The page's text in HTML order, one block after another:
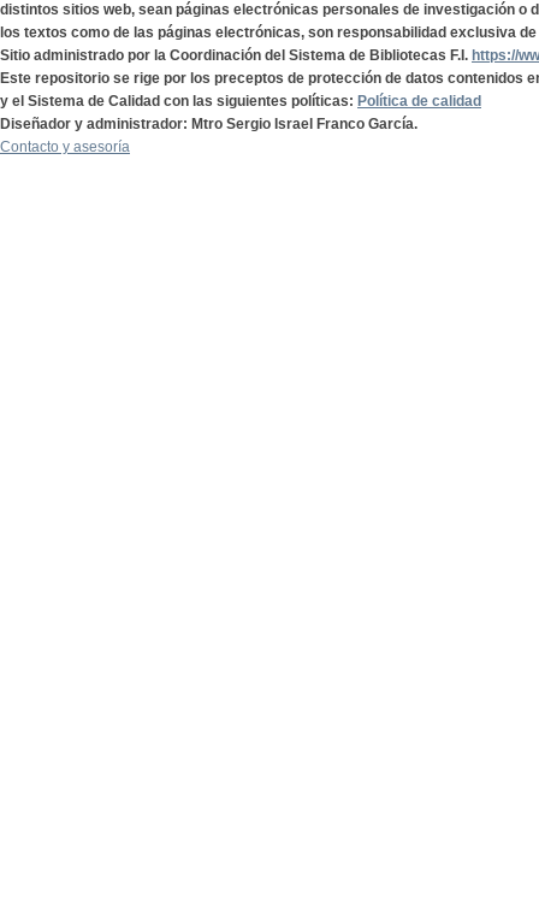
distintos sitios web, sean páginas electrónicas personales de investigación o
los textos como de las páginas electrónicas, son responsabilidad exclusiva
Sitio administrado por la Coordinación del Sistema de Bibliotecas F.I. https://
Este repositorio se rige por los preceptos de protección de datos contenidos
y el Sistema de Calidad con las siguientes políticas: Política de calidad
Diseñador y administrador: Mtro Sergio Israel Franco García.
Contacto y asesoría